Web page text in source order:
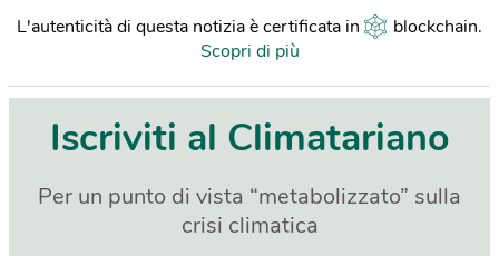
L'autenticità di questa notizia è certificata in blockchain.
Scopri di più
Iscriviti al Climatariano
Per un punto di vista “metabolizzato” sulla
crisi climatica